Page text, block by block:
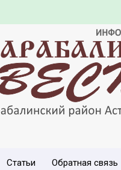
Статьи Обратная связь